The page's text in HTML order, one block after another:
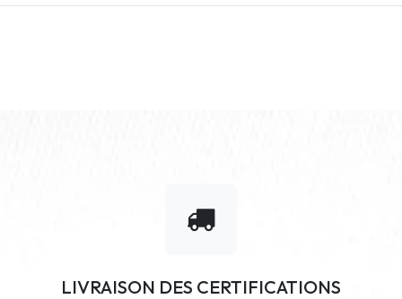
LIVRAISON DES CERTIFICATIONS